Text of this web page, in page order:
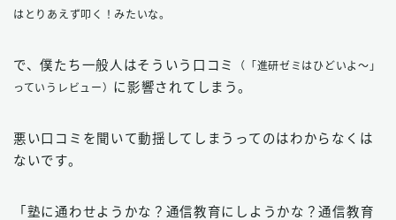
はとりあえず叩く！みたいな。
で、僕たち一般人はそういう口コミ
（「進研ゼミはひどいよ〜」
っていうレビュー） に影響されてしまう。
悪い口コミを聞いて動揺してしまうってのはわからなくは
ないです。
「塾に通わせようかな？通信教育にしようかな？通信教育